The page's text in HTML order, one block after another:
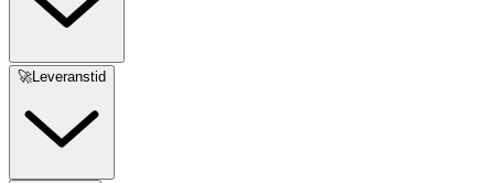
🚀Leveranstid